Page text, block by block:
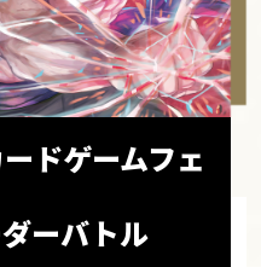
ドゲームフェ
ーバトル